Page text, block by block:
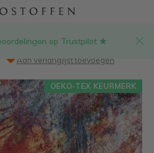
op Trustpilot ★
stof
Aan verlanglijst toevoegen
OEKO-TEX KEURMERK